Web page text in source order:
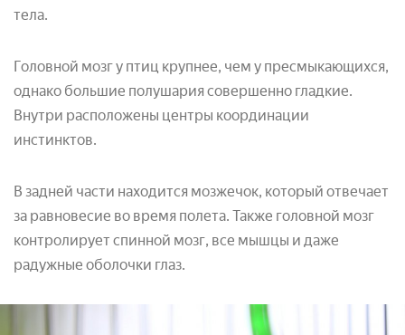
тела.
Головной мозг у птиц крупнее, чем у пресмыкающихся,
однако большие полушария совершенно гладкие.
Внутри расположены центры координации
инстинктов.
В задней части находится мозжечок, который отвечает
за равновесие во время полета. Также головной мозг
контролирует спинной мозг, все мышцы и даже
радужные оболочки глаз.